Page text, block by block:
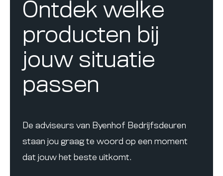
Ontdek welke
producten bij
jouw situatie
passen
De adviseurs van Byenhof Bedrijfsdeuren
staan jou graag te woord op een moment
dat jouw het beste uitkomt.